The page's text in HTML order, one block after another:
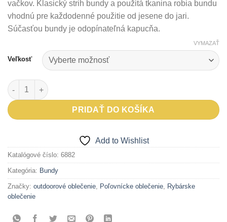
vačkov. Klasický strih bundy a použitá tkanina robia bundu
vhodnú pre každodenné použitie od jesene do jari.
Súčasťou bundy je odopínateľná kapucňa.
Veľkosť
VYMAZAŤ
množstvo Nepremokavá bunda DEVAL - outdoorové oblečenie
PRIDAŤ DO KOŠÍKA
Add to Wishlist
Katalógové číslo: 6882
Kategória: Bundy
Značky: outdoorové oblečenie, Poľovnícke oblečenie, Rybárske
oblečenie